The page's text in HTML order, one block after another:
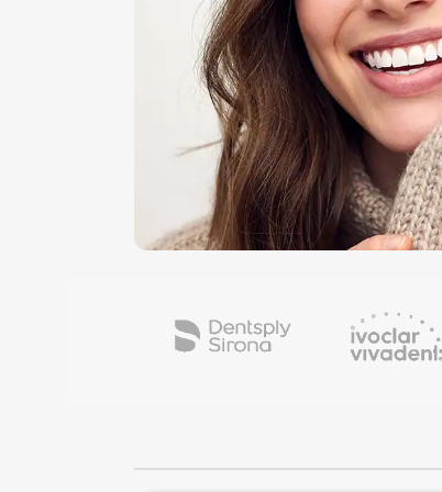
ها :کامپوزیت هیبرید ،با فناوری نانو و
کاهش ضخامت پلیمریزاسیوندارای
شفافیت بالایی و تقریبا نامرئیسازگار
با ماده طبیعی دندانیتوانایی مدل
سازی بسیار عالی در شرایط سخت
موجود در Cavifils و سرنگ
محصول ساخت شرکت DC کشور آلمان
می باشد